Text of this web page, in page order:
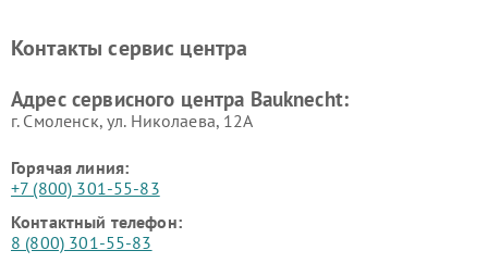
Контакты сервис центра
Адрес сервисного центра Bauknecht:
г. Смоленск, ул. Николаева, 12А
Горячая линия:
+7 (800) 301-55-83
Контактный телефон:
8 (800) 301-55-83